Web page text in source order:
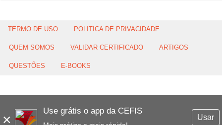
×
Use grátis o app da CEFIS
Usar
TERMO DE USO POLITICA DE PRIVACIDADE
QUEM SOMOS VALIDAR CERTIFICADO ARTIGOS
QUESTÕES E-BOOKS